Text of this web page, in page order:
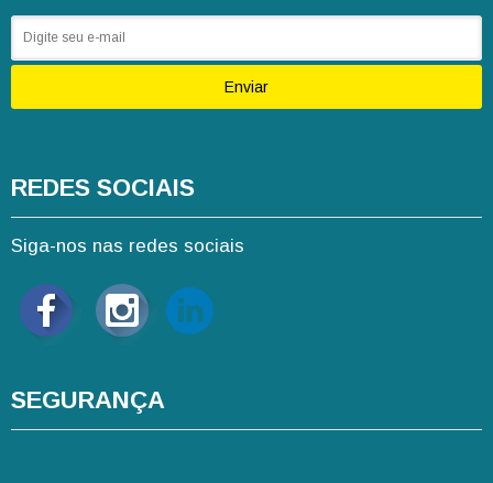
Enviar
REDES SOCIAIS
Siga-nos nas redes sociais
SEGURANÇA